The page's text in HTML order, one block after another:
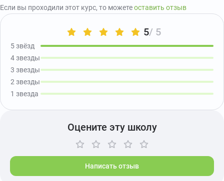
Если вы проходили этот курс, то можетеоставить отзыв
5/ 5
5 звёзд
4 звезды
3 звезды
2 звезды
1 звезда
Оцените эту школу
Написать отзыв